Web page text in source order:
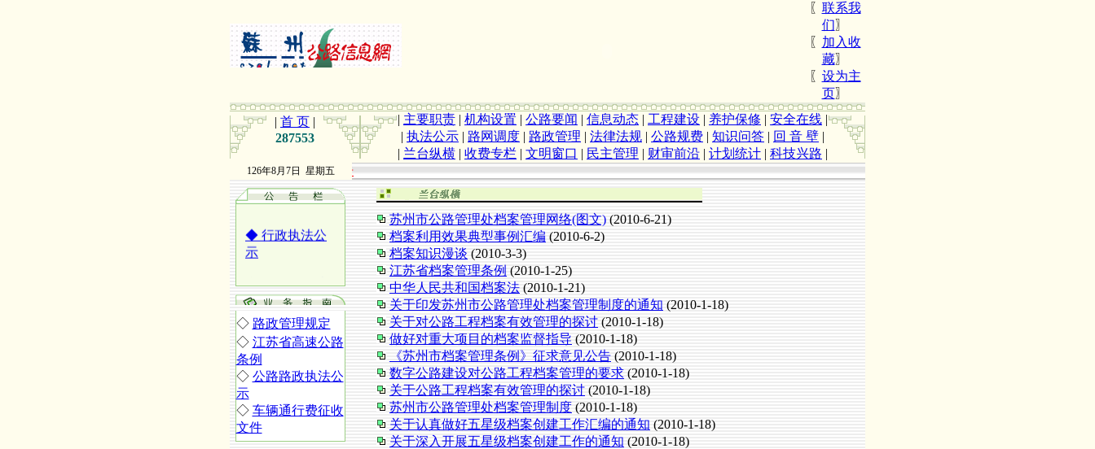
〖 联系我
们〗
〖 加入收
藏〗
〖 设为主
页〗
| 首 页 |
287553
| 主要职责 | 机构设置 | 公路要闻 | 信息动态 | 工程建设 | 养护保修 | 安全在线 |
| 执法公示 | 路网调度 | 路政管理 | 法律法规 | 公路规费 | 知识问答 | 回 音 壁 |
| 兰台纵横 | 收费专栏 | 文明窗口 | 民主管理 | 财审前沿 | 计划统计 | 科技兴路 |
126年8月7日 星期五 关于加强2008年度公路养路费征收稽查
市公路管理处
人员公告
◆ 行政执法公
示
果公示
◇ 路政管理规定
◇ 江苏省高速公路
条例
◇ 公路路政执法公
示
◇ 车辆通行费征收
文件
苏州市公路管理处档案管理网络(图文) (2010-6-21)
档案利用效果典型事例汇编 (2010-6-2)
档案知识漫谈 (2010-3-3)
江苏省档案管理条例 (2010-1-25)
中华人民共和国档案法 (2010-1-21)
关于印发苏州市公路管理处档案管理制度的通知 (2010-1-18)
关于对公路工程档案有效管理的探讨 (2010-1-18)
做好对重大项目的档案监督指导 (2010-1-18)
《苏州市档案管理条例》征求意见公告 (2010-1-18)
数字公路建设对公路工程档案管理的要求 (2010-1-18)
关于公路工程档案有效管理的探讨 (2010-1-18)
苏州市公路管理处档案管理制度 (2010-1-18)
关于认真做好五星级档案创建工作汇编的通知 (2010-1-18)
关于深入开展五星级档案创建工作的通知 (2010-1-18)